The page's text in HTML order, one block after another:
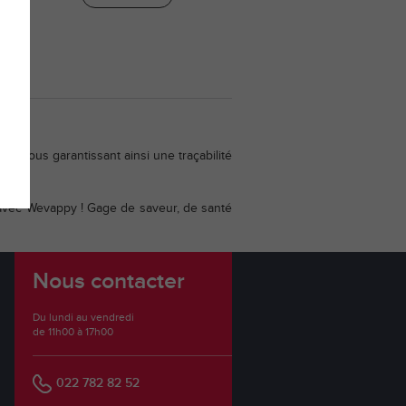
vous garantissant ainsi une traçabilité
Wevappy ! Gage de saveur, de santé
Nous contacter
Du lundi au vendredi
de 11h00 à 17h00
022 782 82 52